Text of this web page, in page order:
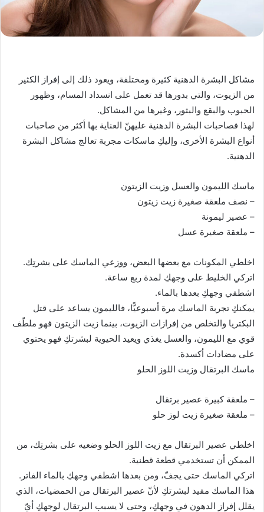
مشاكل البشرة الدهنية كثيرة ومختلفة، ويعود ذلك إلى إفراز الكثير
من الزيوت، والتي بدورها قد تعمل على انسداد المسام، وظهور
الحبوب والبقع والبثور، وغيرها من المشاكل.
لهذا فصاحبات البشرة الدهنية عليهنّ العناية بها أكثر من صاحبات
أنواع البشرة الأخرى، وإليكِ ماسكات مجربة تعالج مشاكل البشرة
الدهنية.
ماسك الليمون والعسل وزيت الزيتون
– نصف ملعقة صغيرة زيت زيتون
– عصير ليمونة
– ملعقة صغيرة عسل
اخلطي المكونات مع بعضها البعض، ووزعي الماسك على بشرتِك.
اتركي الخليط على وجهكِ لمدة ربع ساعة.
اشطفي وجهكِ بعدها بالماء.
يمكنكِ تجربة الماسك مرة أسبوعيًّا، فالليمون يساعد على قتل
البكتريا والتخلص من إفرازات الزيوت، بينما زيت الزيتون فهو ملطّف
قوي مع الليمون، والعسل يغذي ويعيد الحيوية لبشرتكِ فهو يحتوي
على مضادات أكسدة.
ماسك البرتقال وزيت اللوز الحلو
– ملعقة كبيرة عصير برتقال
– ملعقة صغيرة زيت لوز حلو
اخلطي عصير البرتقال مع زيت اللوز الحلو وضعيه على بشرتِك، من
الممكن أن تستخدمي قطعة قطنية.
اتركي الماسك حتى يجفّ، ومن بعدها اشطفي وجهكِ بالماء الفاتر.
هذا الماسك مفيد لبشرتكِ لأنّ عصير البرتقال من الحمضيات، الذي
يقلل إفراز الدهون في وجهكِ، وحتى لا يسبب البرتقال لوجهكِ أيّ